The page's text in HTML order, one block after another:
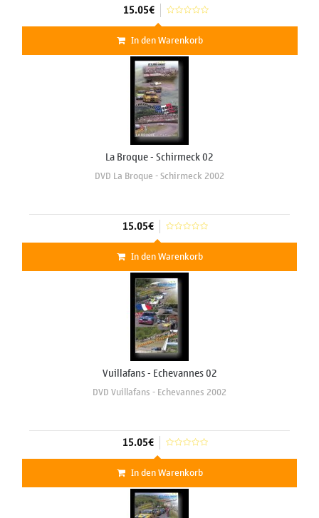
15.05€
In den Warenkorb
La Broque - Schirmeck 02
DVD La Broque - Schirmeck 2002
15.05€
In den Warenkorb
Vuillafans - Echevannes 02
DVD Vuillafans - Echevannes 2002
15.05€
In den Warenkorb